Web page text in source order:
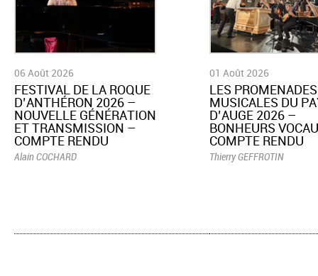
06 Août 2026
​FESTIVAL DE LA ROQUE
D’ANTHÉRON 2026 –
NOUVELLE GÉNÉRATION
ET TRANSMISSION –
COMPTE RENDU
Alain COCHARD
01 Août 2026
LES PROMENADES
MUSICALES DU
D’AUGE 2026 –
BONHEURS
COMPTE RENDU
Thierry GEFFROTIN